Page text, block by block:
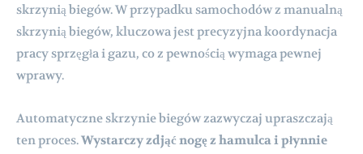
skrzynią biegów. W przypadku samochodów z manualną
skrzynią biegów, kluczowa jest precyzyjna koordynacja
pracy sprzęgła i gazu, co z pewnością wymaga pewnej
wprawy.
Automatyczne skrzynie biegów zazwyczaj upraszczają
ten proces.Wystarczy zdjąć nogę z hamulca i płynnie